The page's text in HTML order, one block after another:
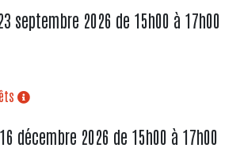
septembre 2026 de 15h00 à 17h00
décembre 2026 de 15h00 à 17h00